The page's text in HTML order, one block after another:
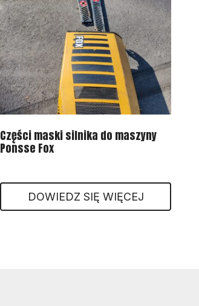
Części maski silnika do maszyny
Ponsse Fox
DOWIEDZ SIĘ WIĘCEJ